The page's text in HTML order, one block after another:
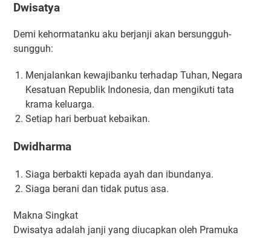
Dwisatya
Demi kehormatanku aku berjanji akan bersungguh-
sungguh:
Menjalankan kewajibanku terhadap Tuhan, Negara
Kesatuan Republik Indonesia, dan mengikuti tata
krama keluarga.
Setiap hari berbuat kebaikan.
Dwidharma
Siaga berbakti kepada ayah dan ibundanya.
Siaga berani dan tidak putus asa.
Makna Singkat
Dwisatya adalah janji yang diucapkan oleh Pramuka